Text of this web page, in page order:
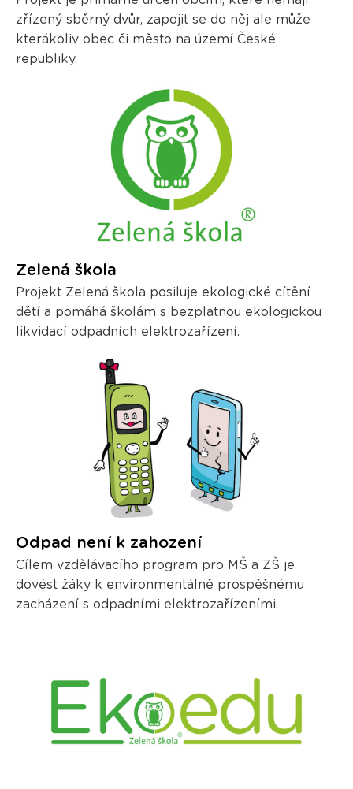
zřízený sběrný dvůr, zapojit se do něj ale může
kterákoliv obec či město na území České
republiky.
Zelená škola
Projekt Zelená škola posiluje ekologické cítění
dětí a pomáhá školám s bezplatnou ekologickou
likvidací odpadních elektrozařízení.
Odpad není k zahození
Cílem vzdělávacího program pro MŠ a ZŠ je
dovést žáky k environmentálně prospěšnému
zacházení s odpadními elektrozařízeními.